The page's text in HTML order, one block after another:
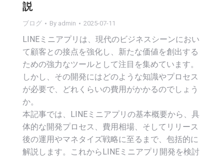
説
ブログ By admin 2025-07-11
LINEミニアプリは、現代のビジネスシーンにおい
て顧客との接点を強化し、新たな価値を創出する
ための強力なツールとして注目を集めています。
しかし、その開発にはどのような知識やプロセス
が必要で、どれくらいの費用がかかるのでしょう
か。
本記事では、LINEミニアプリの基本概要から、具
体的な開発プロセス、費用相場、そしてリリース
後の運用やマネタイズ戦略に至るまで、包括的に
解説します。これからLINEミニアプリ開発を検討